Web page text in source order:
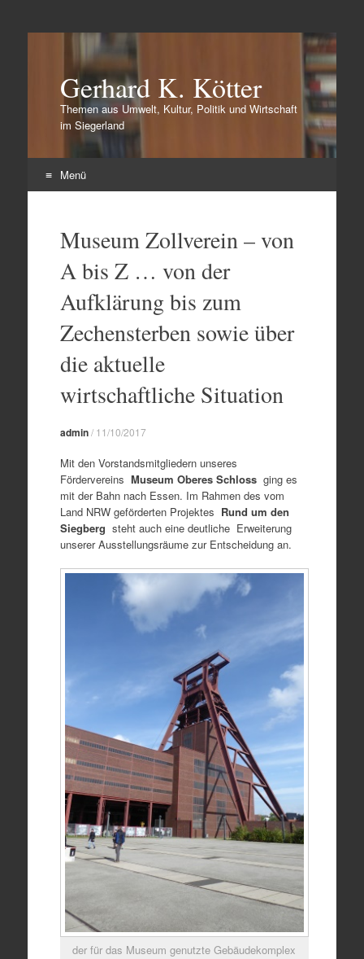
Gerhard K. Kötter
Themen aus Umwelt, Kultur, Politik und Wirtschaft
im Siegerland
Menü
springenMuseum Zollverein – von
A bis Z … von der
Aufklärung bis zum
Zechensterben sowie über
die aktuelle
wirtschaftliche Situation
admin/ 11/10/2017
Mit den Vorstandsmitgliedern unseres
Fördervereins Museum Oberes Schloss ging es
mit der Bahn nach Essen. Im Rahmen des vom
Land NRW geförderten Projektes Rund um den
Siegberg steht auch eine deutliche Erweiterung
unserer Ausstellungsräume zur Entscheidung an.
der für das Museum genutzte Gebäudekomplex